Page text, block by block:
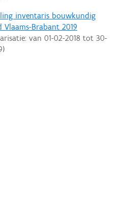
inventaris bouwkundig
Vlaams-Brabant 2019
van 01-02-2018tot 30-
)